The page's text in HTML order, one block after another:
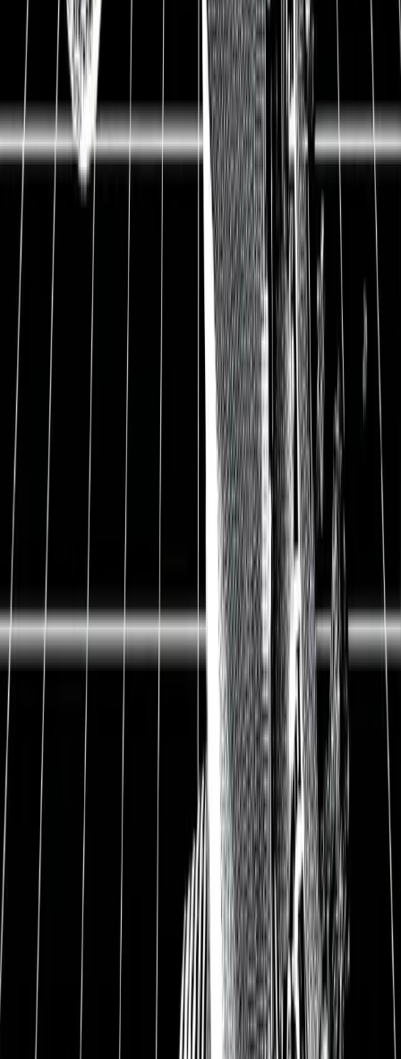
▲ BASF ist einer der größten Hersteller von
Chemikalien auf der Welt. In sechs verschiedenen
Segmenten werden verschiedene Grundstoffe wie
Kunststoffe, Weichmacher, Vitamine oder
Batteriematerialien hergestellt. Ein Großteil unseres
Lebens wird durch Chemieprodukte erst ermöglicht.
Seit der letzten Analyse ist die BASF-Aktie rund 20%
gefallen. Durch einen Rückgang der
Industrienachfrage sind BASFs Gewinne
zurückgegangen. BASF investiert deshalb in weniger
zyklische Chemikalien aus der Lebensmittelbranche
und plant in der Elektromobilität der Hauptzulieferer
zu werden. Ist die BASF-Aktie mittlerweile preiswert
und bietet sie eine gute Chance für
Dividendeninvestoren mit einer Rendite von über 5%?
Erfahre es jetzt in diesem Update.
Aktienanalyse BASF
Hauptsitz
Deutschland
ISIN
DE000BASF111
WKN
BASF11
Ticker-Symbol
BAS.DE
Kurs
59 EUR
Ausstehende Aktien
919 Mio.
Marktkapitalisierung
51,2 Mrd. EUR
Nettoverschuldung
17,5 Mrd. EUR
Enterprise Value
61,5 Mrd. EUR
Free Cash Flow-Rendite
5,2%
Dividendenrendite
5,4%
Datum
19.11.2020
BASF ist eines der größten
Chemieunternehmen der Welt